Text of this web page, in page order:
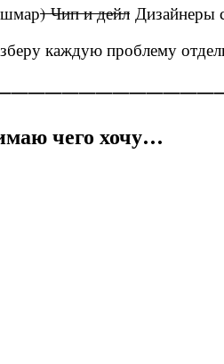
) Чип и дейл Дизайнеры
каждую проблему
чего хочу…